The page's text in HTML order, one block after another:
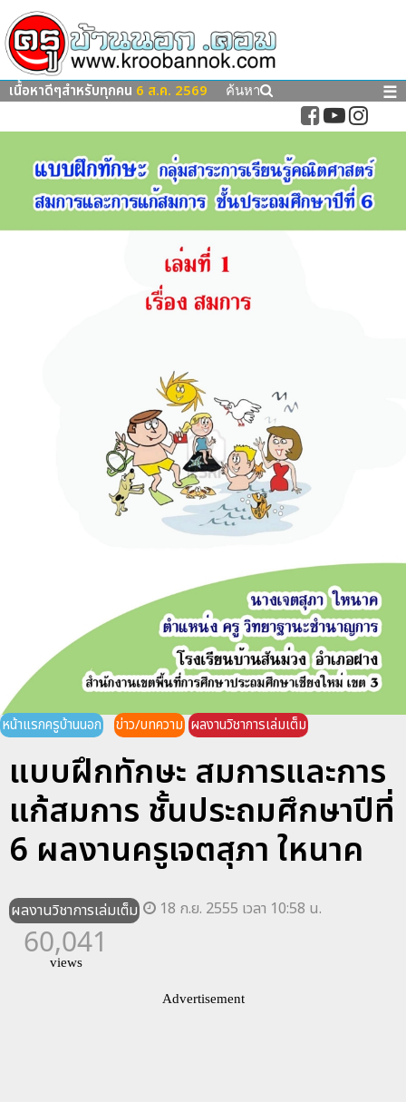
เนื้อหาดีๆสำหรับทุกคน 6 ส.ค. 2569 ค้นหา ☰
หน้าแรกครูบ้านนอก ข่าว/บทความ ผลงานวิชาการเล่มเต็ม
แบบฝึกทักษะ สมการและการ
แก้สมการ ชั้นประถมศึกษาปีที่
6 ผลงานครูเจตสุภา ใหนาค
ผลงานวิชาการเล่มเต็ม 18 ก.ย. 2555 เวลา 10:58 น.
60,041
views
Advertisement